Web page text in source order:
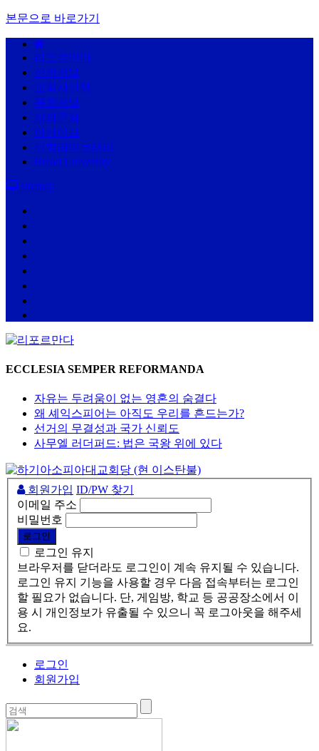
본문으로 바로가기
리포르만다
신학저널
교회사산책
목회저널
삶과문화
아카이브
신학라이브러리
Bread University
sitemap
ECCLESIA SEMPER REFORMANDA
자유는 두려움이 없는 영혼의 숨결다
왜 셰익스피어는 아직도 우리를 흔드는가?
선거의 무결성과 국가 신뢰도
사무엘 러더퍼드: 법은 국왕 위에 있다
회원가입 ID/PW 찾기
이메일 주소
비밀번호
로그인 유지
브라우저를 닫더라도 로그인이 계속 유지될 수 있습니다.
로그인 유지 기능을 사용할 경우 다음 접속부터는 로그인
할 필요가 없습니다. 단, 게임방, 학교 등 공공장소에서 이
용 시 개인정보가 유출될 수 있으니 꼭 로그아웃을 해주세
요.
로그인
회원가입